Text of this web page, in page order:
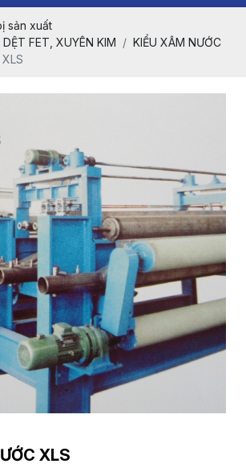
sản xuất
FET, XUYÊN KIM
KIỂU XÂM NƯỚC
XLS